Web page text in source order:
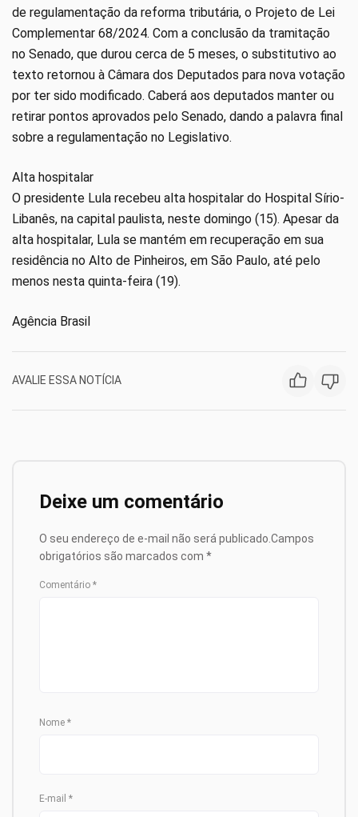
de regulamentação da reforma tributária, o Projeto de Lei
Complementar 68/2024. Com a conclusão da tramitação
no Senado, que durou cerca de 5 meses, o substitutivo ao
texto retornou à Câmara dos Deputados para nova votação
por ter sido modificado. Caberá aos deputados manter ou
retirar pontos aprovados pelo Senado, dando a palavra final
sobre a regulamentação no Legislativo.
Alta hospitalar
O presidente Lula recebeu alta hospitalar do Hospital Sírio-
Libanês, na capital paulista, neste domingo (15). Apesar da
alta hospitalar, Lula se mantém em recuperação em sua
residência no Alto de Pinheiros, em São Paulo, até pelo
menos nesta quinta-feira (19).
Agência Brasil
AVALIE ESSA NOTÍCIA
Deixe um comentário
O seu endereço de e-mail não será publicado. Campos
obrigatórios são marcados com *
Comentário *
Nome *
E-mail *